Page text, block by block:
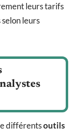
leurs tarifs
leurs
différentsoutils